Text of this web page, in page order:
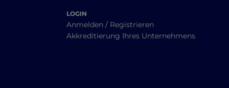
LOGIN
Anmelden / Registrieren
Akkreditierung Ihres Unternehmens